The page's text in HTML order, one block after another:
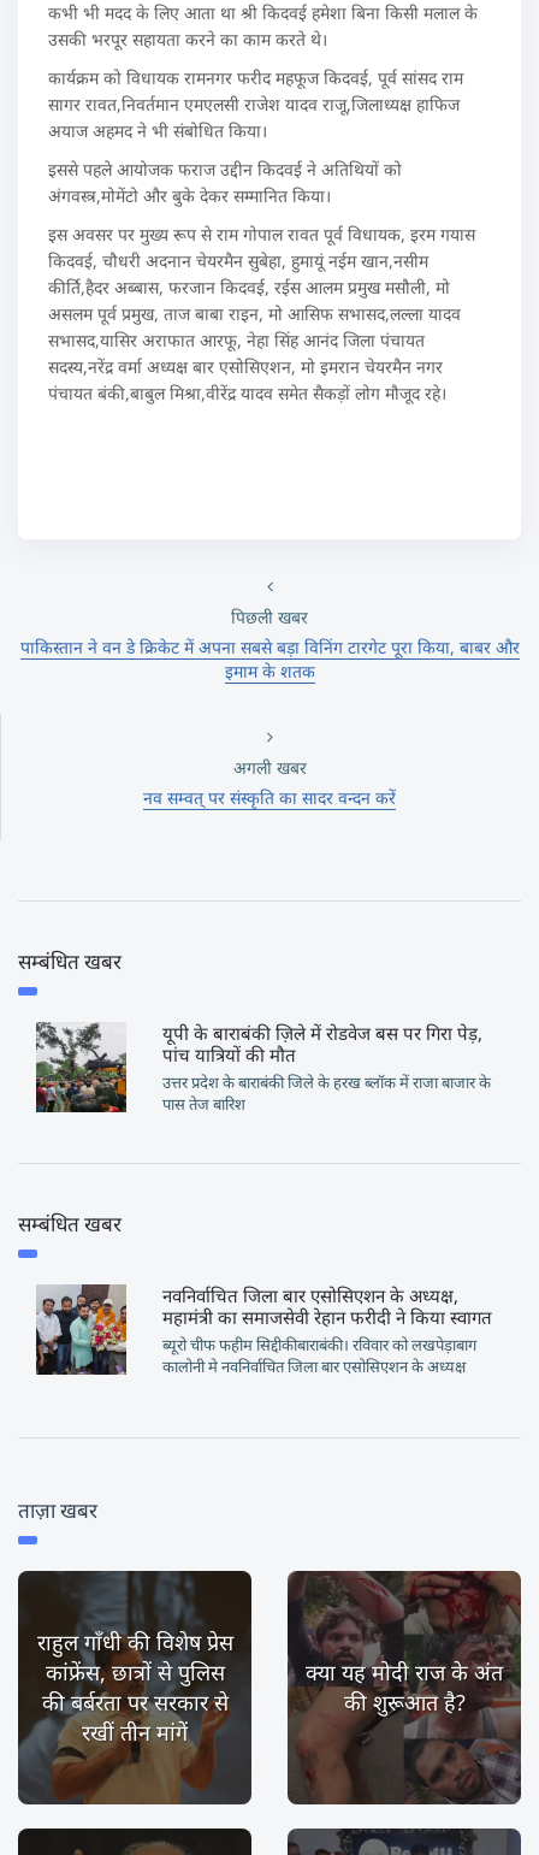
कभी भी मदद के लिए आता था श्री किदवई हमेशा बिना किसी मलाल के
उसकी भरपूर सहायता करने का काम करते थे।
कार्यक्रम को विधायक रामनगर फरीद महफूज किदवई, पूर्व सांसद राम
सागर रावत,निवर्तमान एमएलसी राजेश यादव राजू,जिलाध्यक्ष हाफिज
अयाज अहमद ने भी संबोधित किया।
इससे पहले आयोजक फराज उद्दीन किदवई ने अतिथियों को
अंगवस्त्र,मोमेंटो और बुके देकर सम्मानित किया।
इस अवसर पर मुख्य रूप से राम गोपाल रावत पूर्व विधायक, इरम गयास
किदवई, चौधरी अदनान चेयरमैन सुबेहा, हुमायूं नईम खान,नसीम
कीर्ति,हैदर अब्बास, फरजान किदवई, रईस आलम प्रमुख मसौली, मो
असलम पूर्व प्रमुख, ताज बाबा राइन, मो आसिफ सभासद,लल्ला यादव
सभासद,यासिर अराफात आरफू, नेहा सिंह आनंद जिला पंचायत
सदस्य,नरेंद्र वर्मा अध्यक्ष बार एसोसिएशन, मो इमरान चेयरमैन नगर
पंचायत बंकी,बाबुल मिश्रा,वीरेंद्र यादव समेत सैकड़ों लोग मौजूद रहे।
पिछली खबर
पाकिस्तान ने वन डे क्रिकेट में अपना सबसे बड़ा विनिंग टारगेट पूरा किया, बाबर और
इमाम के शतक
अगली खबर
नव सम्वत् पर संस्कृति का सादर वन्दन करें
सम्बंधित खबर
यूपी के बाराबंकी ज़िले में रोडवेज बस पर गिरा पेड़,
पांच यात्रियों की मौत
उत्तर प्रदेश के बाराबंकी जिले के हरख ब्लॉक में राजा बाजार के
पास तेज बारिश
सम्बंधित खबर
नवनिर्वाचित जिला बार एसोसिएशन के अध्यक्ष,
महामंत्री का समाजसेवी रेहान फरीदी ने किया स्वागत
ब्यूरो चीफ फहीम सिद्दीकीबाराबंकी। रविवार को लखपेड़ाबाग
कालोनी मे नवनिर्वाचित जिला बार एसोसिएशन के अध्यक्ष
ताज़ा खबर
राहुल गाँधी की विशेष प्रेस
कांफ्रेंस, छात्रों से पुलिस
की बर्बरता पर सरकार से
रखीं तीन मांगें
क्या यह मोदी राज के अंत
की शुरूआत है?